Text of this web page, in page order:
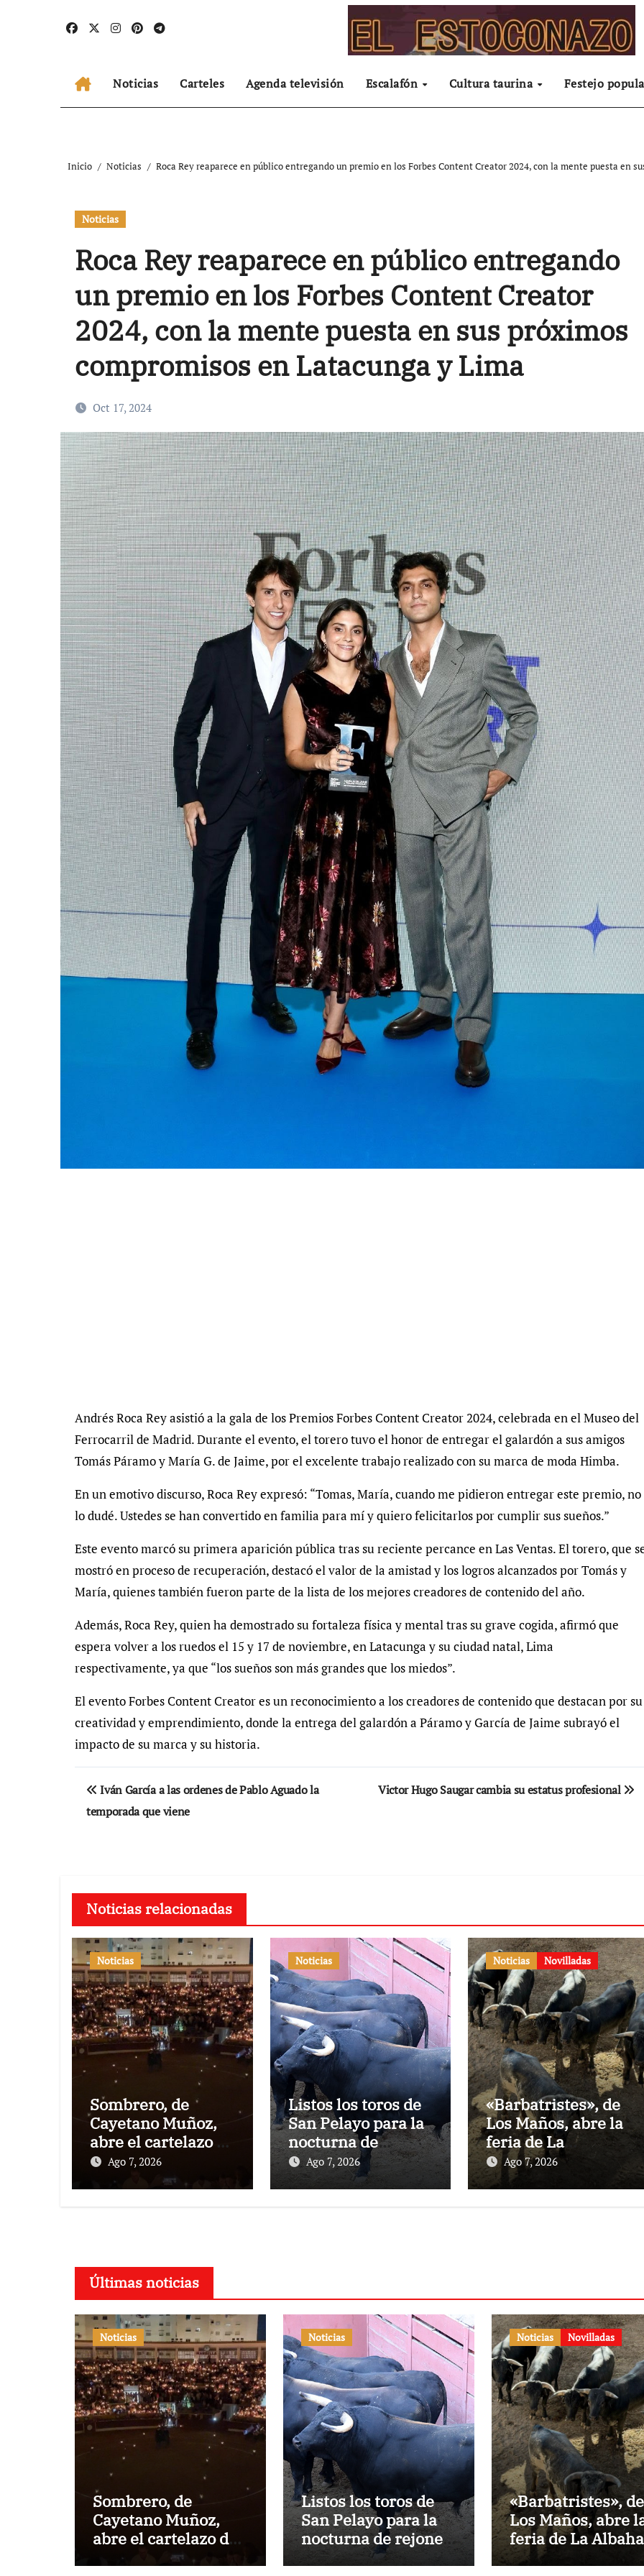
Noticias Carteles Agenda televisión Escalafón Cultura taurina Festejo
Inicio Noticias Roca Rey reaparece en público entregando un premio en los Forbes Content Creator 2024, con la mente puesta en
Noticias
Roca Rey reaparece en público entregando
un premio en los Forbes Content Creator
2024, con la mente puesta en sus próximos
compromisos en Latacunga y Lima
Oct 17, 2024
Andrés Roca Rey asistió a la gala de los Premios Forbes Content Creator 2024, celebrada en el Museo del
Ferrocarril de Madrid. Durante el evento, el torero tuvo el honor de entregar el galardón a sus amigos
Tomás Páramo y María G. de Jaime, por el excelente trabajo realizado con su marca de moda Himba.
En un emotivo discurso, Roca Rey expresó: “Tomas, María, cuando me pidieron entregar este premio, no
lo dudé. Ustedes se han convertido en familia para mí y quiero felicitarlos por cumplir sus sueños.”
Este evento marcó su primera aparición pública tras su reciente percance en Las Ventas. El torero, que
mostró en proceso de recuperación, destacó el valor de la amistad y los logros alcanzados por Tomás y
María, quienes también fueron parte de la lista de los mejores creadores de contenido del año.
Además, Roca Rey, quien ha demostrado su fortaleza física y mental tras su grave cogida, afirmó que
espera volver a los ruedos el 15 y 17 de noviembre, en Latacunga y su ciudad natal, Lima
respectivamente, ya que “los sueños son más grandes que los miedos”.
El evento Forbes Content Creator es un reconocimiento a los creadores de contenido que destacan por su
creatividad y emprendimiento, donde la entrega del galardón a Páramo y García de Jaime subrayó el
impacto de su marca y su historia.
Navegación
de
Iván García a las ordenes de Pablo Aguado la
temporada que viene
Victor Hugo Saugar cambia su estatus profesional
Noticias relacionadas
Noticias
Sombrero, de
Cayetano Muñoz,
abre el cartelazo de
Marbella
Ago 7, 2026
Noticias
Listos los toros de
San Pelayo para la
nocturna de
rejones en El
Puerto
Ago 7, 2026
Noticias Novilladas
«Barbatristes», de
Los Maños, abre la
feria de La
Albahaca de
Huesca
Ago 7, 2026
Últimas noticias
Noticias
Sombrero, de
Cayetano Muñoz,
abre el cartelazo de
Marbella
Noticias
Listos los toros de
San Pelayo para la
nocturna de rejones
en El Puerto
Noticias Novilladas
«Barbatristes», de
Los Maños, abre
feria de La
de Huesca